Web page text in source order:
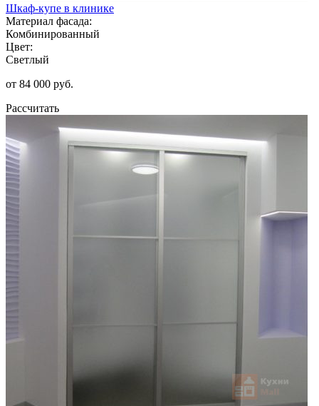
Шкаф-купе в клинике
Материал фасада:
Комбинированный
Цвет:
Светлый
от 84 000 руб.
Рассчитать